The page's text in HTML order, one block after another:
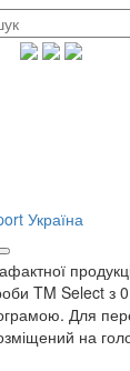
TM Select з
Для
на